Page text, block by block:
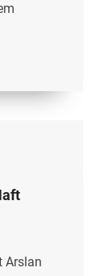
Arslan